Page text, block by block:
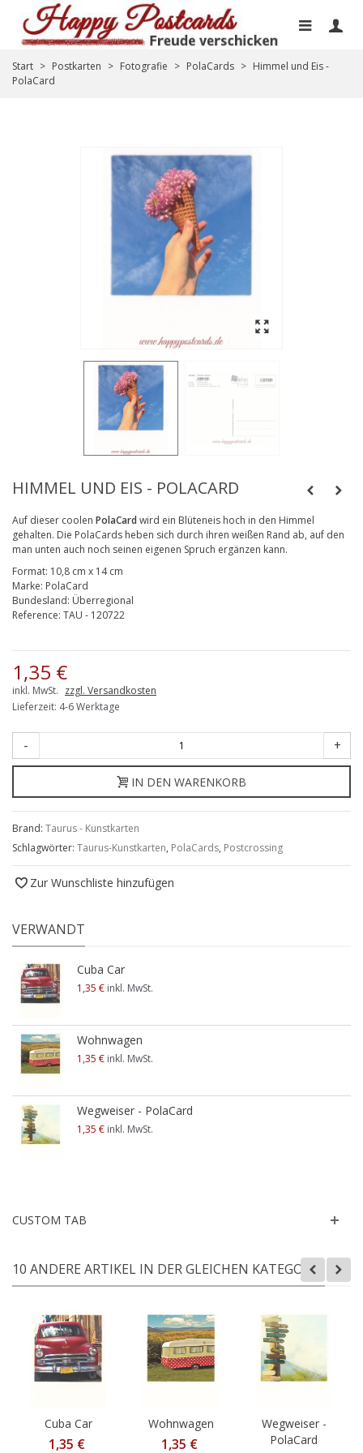
Start > Postkarten > Fotografie > PolaCards > Himmel und Eis -
PolaCard
HIMMEL UND EIS - POLACARD
Auf dieser coolen PolaCard wird ein Blüteneis hoch in den Himmel
gehalten. Die PolaCards heben sich durch ihren weißen Rand ab, auf den
man unten auch noch seinen eigenen Spruch ergänzen kann.
Format: 10,8 cm x 14 cm
Marke: PolaCard
Bundesland: Überregional
Reference: TAU - 120722
1,35 €
inkl. MwSt. zzgl. Versandkosten
Lieferzeit: 4-6 Werktage
- +
IN DEN WARENKORB
Brand: Taurus - Kunstkarten
Schlagwörter: Taurus-Kunstkarten, PolaCards, Postcrossing
Zur Wunschliste hinzufügen
VERWANDT
Cuba Car
1,35 € inkl. MwSt.
Wohnwagen
1,35 € inkl. MwSt.
Wegweiser - PolaCard
1,35 € inkl. MwSt.
CUSTOM TAB
10 ANDERE ARTIKEL IN DER GLEICHEN KATEGORIE:
Cuba Car
1,35 €
Wohnwagen
1,35 €
Wegweiser -
PolaCard